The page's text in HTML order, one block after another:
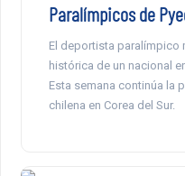
Paralímpicos de
El deportista paralímpico
histórica de un nacional
Esta semana continúa la
chilena en Corea del Sur.